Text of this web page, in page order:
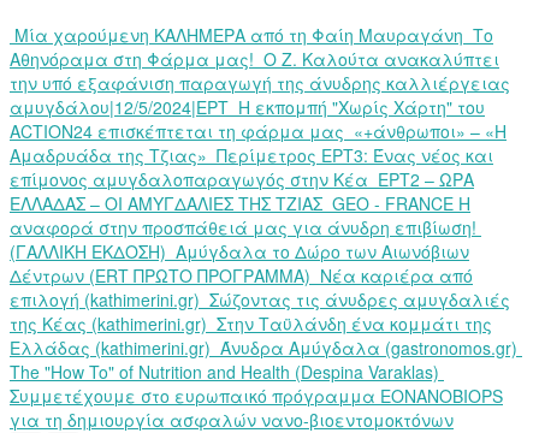
Μία χαρούμενη ΚΑΛΗΜΕΡΑ από τη Φαίη Μαυραγάνη Το
Αθηνόραμα στη Φάρμα μας! Ο Ζ. Καλούτα ανακαλύπτει
την υπό εξαφάνιση παραγωγή της άνυδρης καλλιέργειας
αμυγδάλου|12/5/2024|ΕΡΤ Η εκπομπή "Χωρίς Χάρτη" του
ACTION24 επισκέπτεται τη φάρμα μας «+άνθρωποι» – «Η
Αμαδρυάδα της Τζιας» Περίμετρος ΕΡΤ3: Ένας νέος και
επίμονος αμυγδαλοπαραγωγός στην Κέα ΕΡΤ2 – ΩΡΑ
ΕΛΛΑΔΑΣ – ΟΙ ΑΜΥΓΔΑΛΙΕΣ ΤΗΣ ΤΖΙΑΣ GEO - FRANCE Η
αναφορά στην προσπάθειά μας για άνυδρη επιβίωση!
(ΓΑΛΛΙΚΗ ΕΚΔΟΣΗ) Αμύγδαλα το Δώρο των Αιωνόβιων
Δέντρων (ERT ΠΡΩΤΟ ΠΡΟΓΡΑΜΜΑ) Νέα καριέρα από
επιλογή (kathimerini.gr) Σώζοντας τις άνυδρες αμυγδαλιές
της Κέας (kathimerini.gr) Στην Ταϋλάνδη ένα κομμάτι της
Ελλάδας (kathimerini.gr) Άνυδρα Αμύγδαλα (gastronomos.gr)
The "How To" of Nutrition and Health (Despina Varaklas)
Συμμετέχουμε στο ευρωπαικό πρόγραμμα EONANOBIOPS
για τη δημιουργία ασφαλών νανο-βιοεντομοκτόνων